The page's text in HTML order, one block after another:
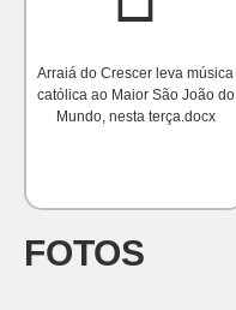
Arraiá do Crescer leva música
católica ao Maior São João do
Mundo, nesta terça.docx
FOTOS